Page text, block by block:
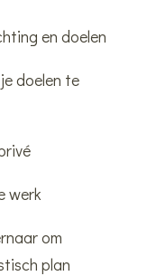
en doelen
doelen te
werk
om
plan